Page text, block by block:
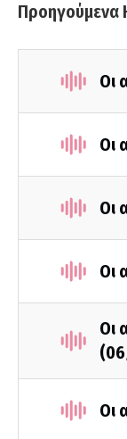
Προηγούμενα
Οι
Οι
Οι
Οι
Οι
Οι